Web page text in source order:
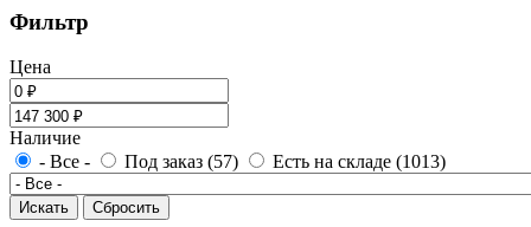
Фильтр
Цена
Наличие
- Все -
Под заказ (57) Есть на складе (1013)